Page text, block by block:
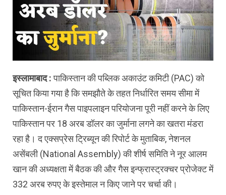
इस्लामाबाद :पाकिस्तान की पब्लिक अकाउंट कमिटी (PAC) को
सूचित किया गया है कि समझौते के तहत निर्धारित समय सीमा में
पाकिस्तान-ईरान गैस पाइपलाइन परियोजना पूरी नहीं करने के लिए
पाकिस्तान पर 18 अरब डॉलर का जुर्माना लगने का खतरा मंडरा
रहा है। द एक्सप्रेस ट्रिब्यून की रिपोर्ट के मुताबिक, नेशनल
असेंबली (National Assembly) की शीर्ष समिति ने नूर आलम
खान की अध्यक्षता में बैठक की और गैस इन्फ्रास्ट्रक्चर प्रोजेक्ट में
332 अरब रुपए के इस्तेमाल न किए जाने पर चर्चा की।